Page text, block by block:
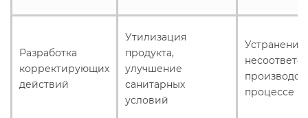
Разработка
корректирующих
действий
Утилизация
продукта,
улучшение
санитарных
условий
Устранение
процессе